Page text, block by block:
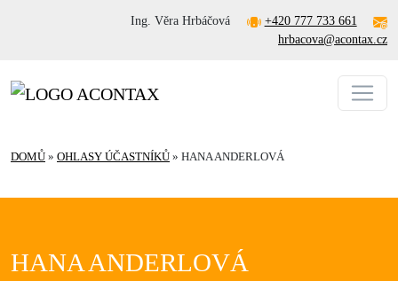
Ing. Věra Hrbáčová
+420 777 733 661
hrbacova@acontax.cz
DOMŮ » OHLASY ÚČASTNÍKŮ » HANA ANDERLOVÁ
HANA ANDERLOVÁ